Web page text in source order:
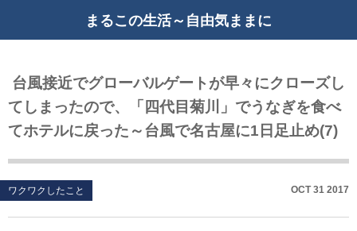
まるこの生活～自由気ままに
台風接近でグローバルゲートが早々にクローズし
てしまったので、「四代目菊川」でうなぎを食べ
てホテルに戻った～台風で名古屋に1日足止め(7)
ワクワクしたこと OCT 31 2017